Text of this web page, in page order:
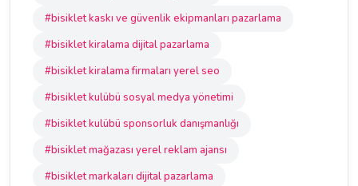
#bisiklet kaskı ve güvenlik ekipmanları pazarlama
#bisiklet kiralama dijital pazarlama
#bisiklet kiralama firmaları yerel seo
#bisiklet kulübü sosyal medya yönetimi
#bisiklet kulübü sponsorluk danışmanlığı
#bisiklet mağazası yerel reklam ajansı
#bisiklet markaları dijital pazarlama